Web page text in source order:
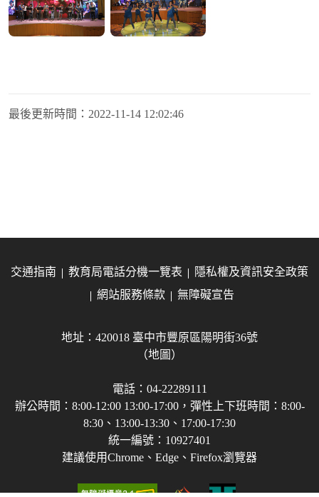
最後更新時間： 2022-11-14 12:02:46
交通指南 教育局電話分機一覽表
隱私權及資訊安全政策
網站服務條款
無障礙宣告
地址：420018 臺中市豐原區陽明街36號
（地圖）
電話：04-22289111
辦公時間：8:00-12:00 13:00-17:00，彈性上下班時間：8:00-
8:30、13:00-13:30、17:00-17:30
統一編號：10927401
建議使用Chrome、Edge、Firefox瀏覽器